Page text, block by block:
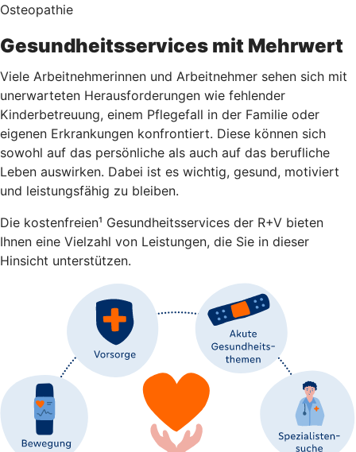
Osteopathie
Gesundheitsservices mit Mehrwert
Viele Arbeitnehmerinnen und Arbeitnehmer sehen sich mit
unerwarteten Herausforderungen wie fehlender
Kinderbetreuung, einem Pflegefall in der Familie oder
eigenen Erkrankungen konfrontiert. Diese können sich
sowohl auf das persönliche als auch auf das berufliche
Leben auswirken. Dabei ist es wichtig, gesund, motiviert
und leistungsfähig zu bleiben.
Die kostenfreien¹ Gesundheitsservices der R+V bieten
Ihnen eine Vielzahl von Leistungen, die Sie in dieser
Hinsicht unterstützen.